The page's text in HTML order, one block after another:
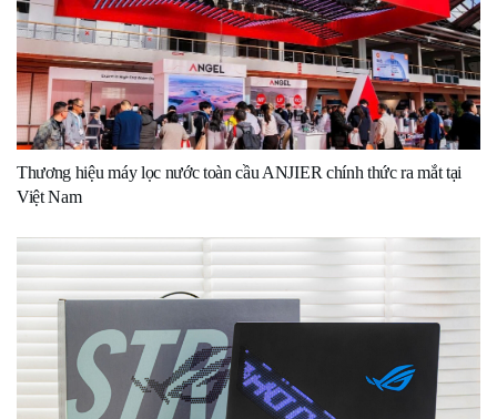
Thương hiệu máy lọc nước toàn cầu ANJIER chính thức ra mắt tại
Việt Nam